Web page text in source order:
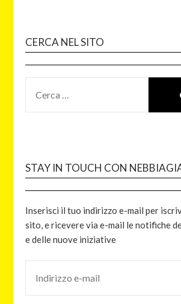
CERCA NEL SITO
STAY IN TOUCH CON
Inserisci il tuo indirizzo e-mail per
sito, e ricevere via e-mail le notifiche
e delle nuove iniziative